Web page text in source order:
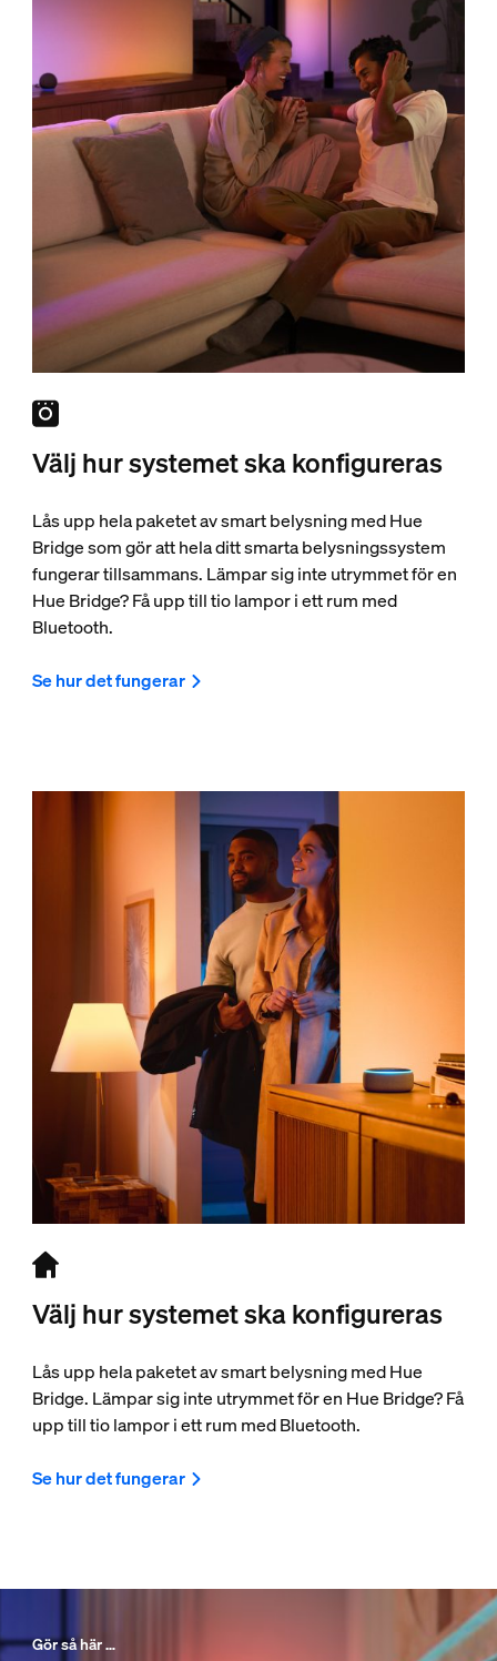
Välj hur systemet ska konfigureras
Lås upp hela paketet av smart belysning med Hue
Bridge som gör att hela ditt smarta belysningssystem
fungerar tillsammans. Lämpar sig inte utrymmet för en
Hue Bridge? Få upp till tio lampor i ett rum med
Bluetooth.
Se hur det fungerar
Välj hur systemet ska konfigureras
Lås upp hela paketet av smart belysning med Hue
Bridge. Lämpar sig inte utrymmet för en Hue Bridge? Få
upp till tio lampor i ett rum med Bluetooth.
Se hur det fungerar
Gör så här …